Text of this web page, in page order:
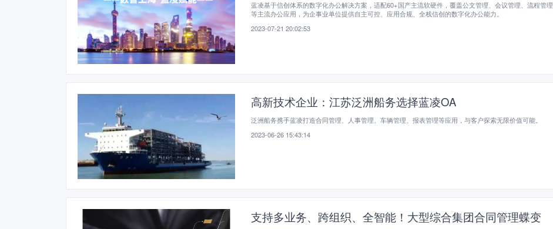
蓝凌基于信创体系的数字化办公解决方案，适配60+国产主流软硬件，覆盖公文管理、会议管理、流程管理
等主流办公应用，为企事业单位提供自主可控、应用合规、全栈信创的数字化办公能力。
2023-07-21 20:02:53
高新技术企业：江苏泛洲船务选择蓝凌OA
泛洲船务携手蓝凌打造合同管理、人事管理、车辆管理、报表管理等应用，与客户探索无限价值可能。
2023-06-26 15:43:14
支持多业务、跨组织、全智能！大型综合集团合同管理蝶变